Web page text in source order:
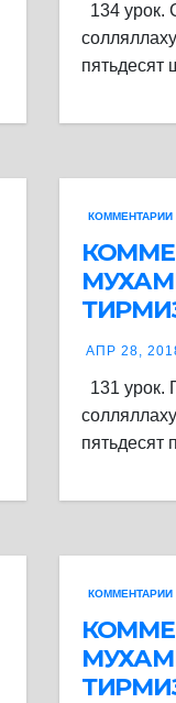
134 урок.
АПР 28,
131 урок.